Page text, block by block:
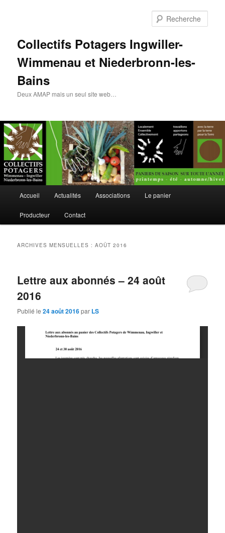
Collectifs Potagers Ingwiller-
Wimmenau et Niederbronn-les-
Bains
Deux AMAP mais un seul site web…
Aller
au
Aller
au
Accueil Actualités Associations Le panier
Producteur Contact
ARCHIVES MENSUELLES :AOÛT 2016
Lettre aux abonnés – 24 août
2016
Publié le24 août 2016par LS